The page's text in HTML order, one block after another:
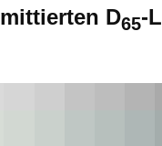
D65-